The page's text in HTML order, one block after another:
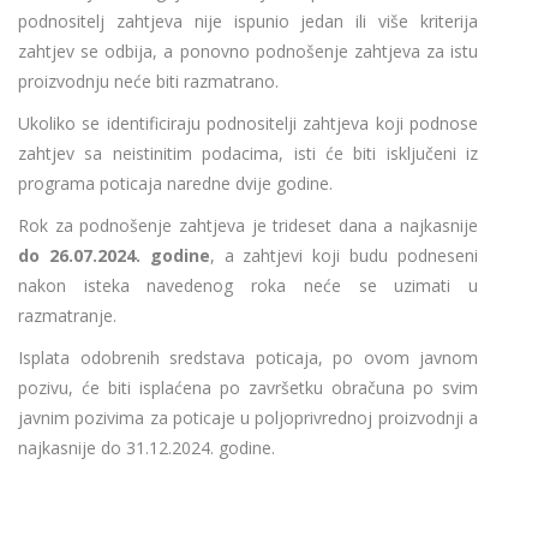
podnositelj zahtjeva nije ispunio jedan ili više kriterija
zahtjev se odbija, a ponovno podnošenje zahtjeva za istu
proizvodnju neće biti razmatrano.
Ukoliko se identificiraju podnositelji zahtjeva koji podnose
zahtjev sa neistinitim podacima, isti će biti isključeni iz
programa poticaja naredne dvije godine.
Rok za podnošenje zahtjeva je trideset dana a najkasnije
do 26.07.2024. godine, a zahtjevi koji budu podneseni
nakon isteka navedenog roka neće se uzimati u
razmatranje.
Isplata odobrenih sredstava poticaja, po ovom javnom
pozivu, će biti isplaćena po završetku obračuna po svim
javnim pozivima za poticaje u poljoprivrednoj proizvodnji a
najkasnije do 31.12.2024. godine.